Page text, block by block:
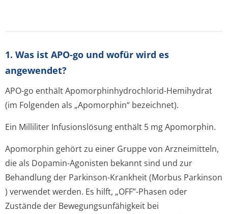
1. Was ist APO-go und wofür wird es
angewendet?
APO-go enthält Apomorphinhydrochlo­rid-Hemihydrat
(im Folgenden als „Apomorphin“ bezeichnet).
Ein Milliliter Infusionslösung enthält 5 mg Apomorphin.
Apomorphin gehört zu einer Gruppe von Arzneimitteln,
die als Dopamin-Agonisten bekannt sind und zur
Behandlung der Parkinson-Krankheit (Morbus Parkinson
) verwendet werden. Es hilft, „OFF”-Phasen oder
Zustände der Bewegungsunfähig­keit bei